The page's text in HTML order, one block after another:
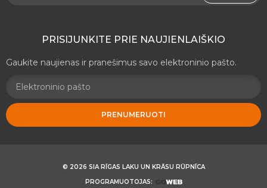
Kitos medžiagosPRISIJUNKITE PRIE NAUJIENLAIŠKIO
Gaukite naujienas ir pranešimus savo elektroninio pašto.
PRENUMERUOTI
© 2026 SIA RĪGAS LAKU UN KRĀSU RŪPNĪCA
PROGRAMUOTOJAS: